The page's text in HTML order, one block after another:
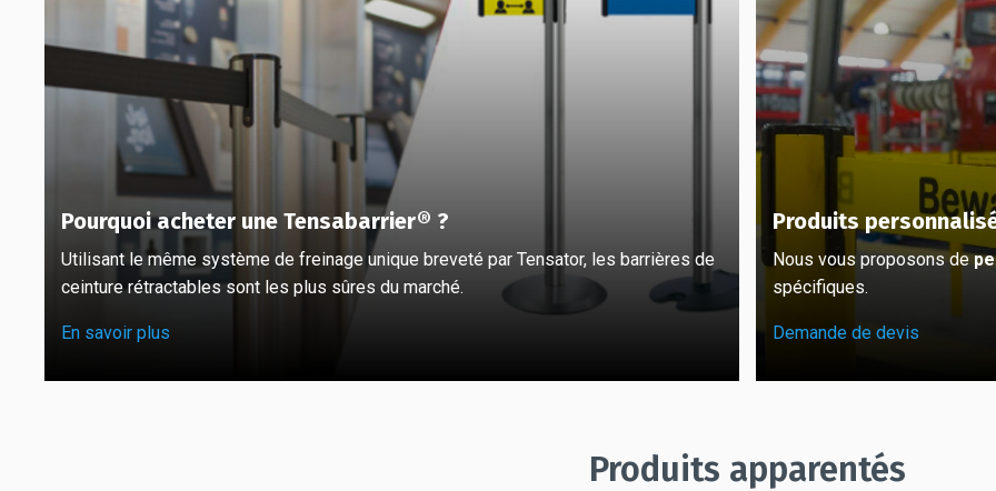
Pourquoi acheter une Tensabarrier® ?
Utilisant le même système de freinage unique breveté par Tensator, les barrières de
ceinture rétractables sont les plus sûres du marché.
En savoir plus
Produits
Nous vous proposons de
spécifiques.
Demande de devis
Produits apparentés